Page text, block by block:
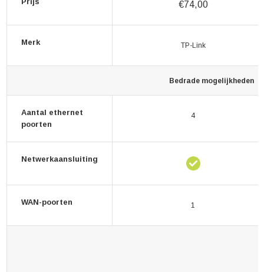
€74,00
Merk TP-Link
Bedrade mogelijkheden
Aantal ethernet
poorten
4
Netwerkaansluiting
WAN-poorten 1